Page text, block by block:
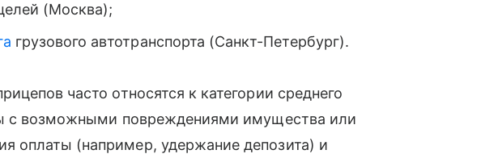
(Москва);
грузового автотранспорта (Санкт-Петербург).
часто относятся к категории среднего
с возможными повреждениями имущества или
оплаты (например, удержание депозита) и